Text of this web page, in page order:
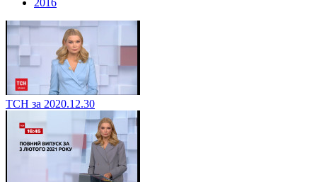
ТСН за 2020.12.30